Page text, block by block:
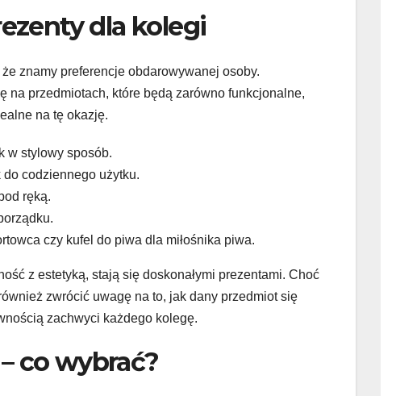
dla kolegi
znamy preferencje obdarowywanej osoby.
na przedmiotach, które będą zarówno funkcjonalne,
na tę okazję.
w stylowy sposób.
codziennego użytku.
ręką.
czy kufel do piwa dla miłośnika piwa.
z estetyką, stają się doskonałymi prezentami. Choć
zwrócić uwagę na to, jak dany przedmiot się
zachwyci każdego kolegę.
co wybrać?